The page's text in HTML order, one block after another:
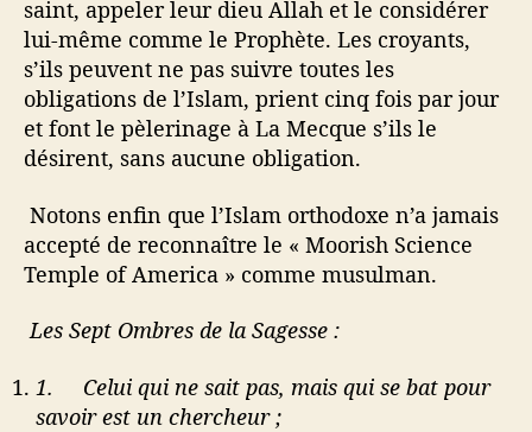
saint, appeler leur dieu Allah et le considérer
lui-même comme le Prophète. Les croyants,
s’ils peuvent ne pas suivre toutes les
obligations de l’Islam, prient cinq fois par jour
et font le pèlerinage à La Mecque s’ils le
désirent, sans aucune obligation.
Notons enfin que l’Islam orthodoxe n’a jamais
accepté de reconnaître le « Moorish Science
Temple of America » comme musulman.
Les Sept Ombres de la Sagesse :
1. Celui qui ne sait pas, mais qui se bat pour
savoir est un chercheur ;